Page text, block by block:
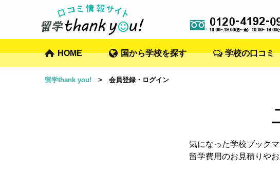
HOME 国から学校を探す 学校の口コミ
留学thank you! > 会員登録・ログイン
気になった学校ブック
留学費用のお見積りや